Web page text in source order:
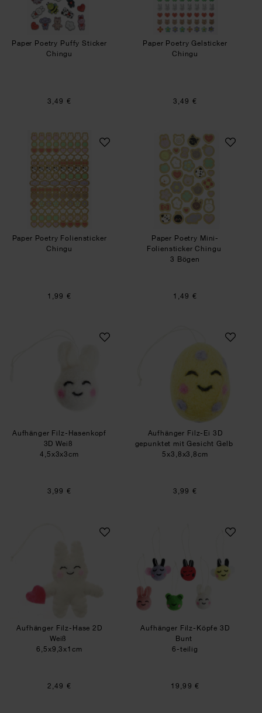
Paper Poetry Puffy Sticker
Chingu
3,49 €
Paper Poetry Gelsticker
Chingu
3,49 €
Paper Poetry Foliensticker Chingu
Paper Poetry Foliensticker
Chingu
1,99 €
Paper Poetry
Paper Poetry Mini-
Foliensticker Chingu
3 Bögen
1,49 €
Aufhänger Filz-Hasenkopf 3D Weiß
Aufhänger Filz-Hasenkopf
3D Weiß
4,5x3x3cm
3,99 €
Aufhänger Filz-
Aufhänger Filz-Ei 3D
gepunktet mit Gesicht Gelb
5x3,8x3,8cm
3,99 €
Aufhänger Filz-Hase 2D Weiß
Aufhänger Filz-Hase 2D
Weiß
6,5x9,3x1cm
2,49 €
Aufhänger Filz-
Aufhänger Filz-Köpfe 3D
Bunt
6-teilig
19,99 €